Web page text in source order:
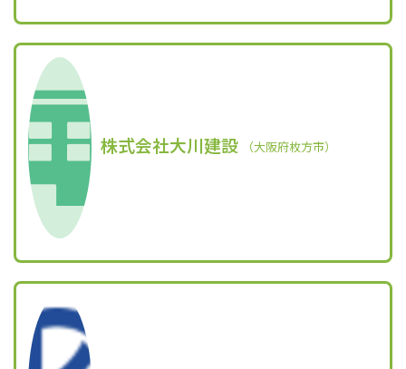
株式会社大川建設 （大阪府枚方市）